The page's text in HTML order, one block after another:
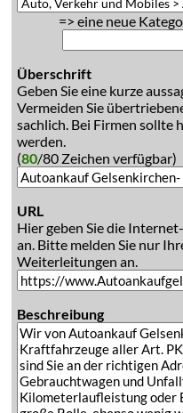
=> eine neue
Überschrift
Geben Sie eine kurze
Vermeiden Sie
sachlich. Bei Firmen sollte
werden.
(80/80 Zeichen verfügbar)
URL
Hier geben Sie die
an. Bitte melden Sie nur
Weiterleitungen an.
Beschreibung